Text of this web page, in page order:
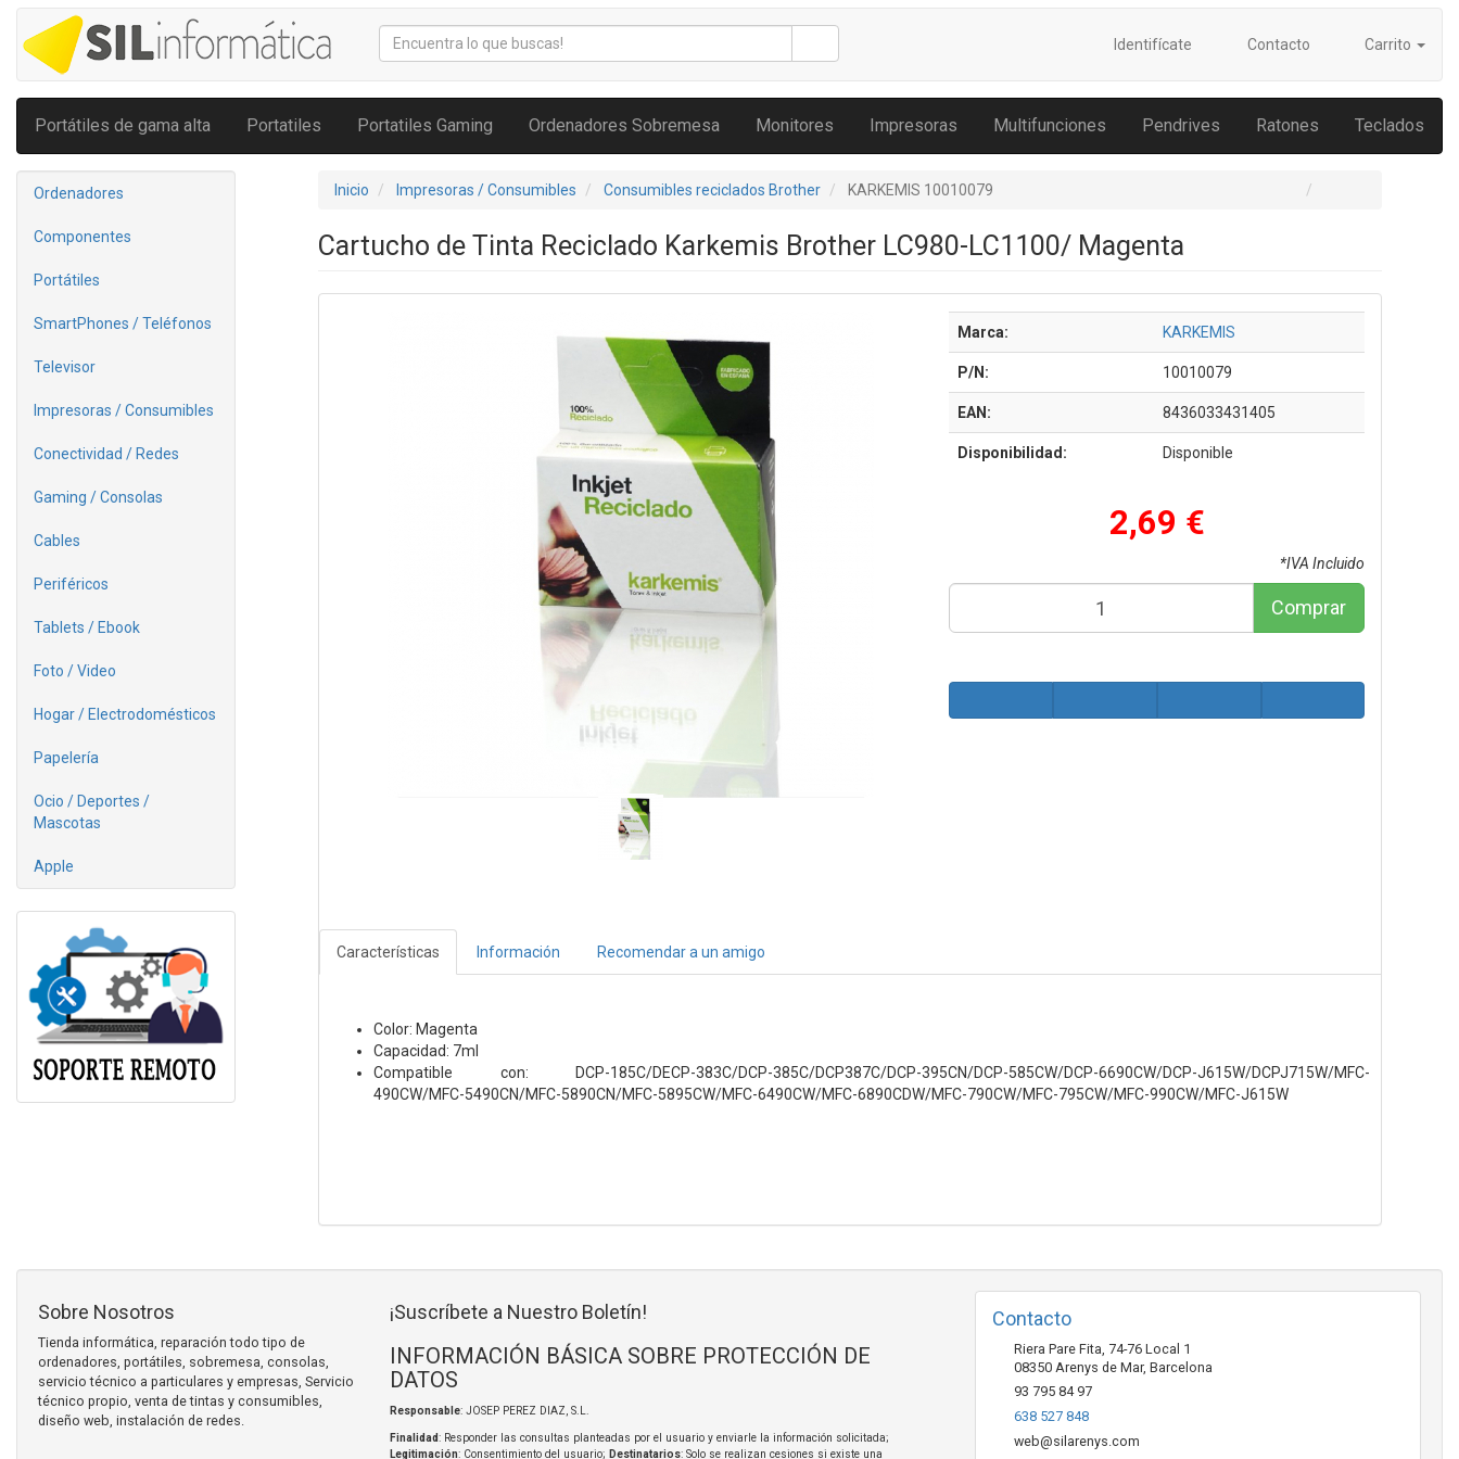
Identifícate Contacto Carrito
Portátiles de gama alta Portatiles Portatiles Gaming Ordenadores Sobremesa Monitores Impresoras Multifunciones Pendrives Ratones Teclados
Ordenadores
Componentes
Portátiles
SmartPhones / Teléfonos
Televisor
Impresoras / Consumibles
Conectividad / Redes
Gaming / Consolas
Cables
Periféricos
Tablets / Ebook
Foto / Video
Hogar / Electrodomésticos
Papelería
Ocio / Deportes /
Mascotas
Apple
Inicio Impresoras / Consumibles Consumibles reciclados Brother KARKEMIS 10010079
Cartucho de Tinta Reciclado Karkemis Brother LC980-LC1100/ Magenta
Marca: KARKEMIS
P/N: 10010079
EAN: 8436033431405
Disponibilidad: Disponible
2,69 €
*IVA Incluido
Comprar
Características Información Recomendar a un amigo
Color: Magenta
Capacidad: 7ml
Compatible con: DCP-185C/DECP-383C/DCP-385C/DCP387C/DCP-395CN/DCP-585CW/DCP-6690CW/DCP-J615W/DCPJ715W/MFC-
490CW/MFC-5490CN/MFC-5890CN/MFC-5895CW/MFC-6490CW/MFC-6890CDW/MFC-790CW/MFC-795CW/MFC-990CW/MFC-J615W
Sobre Nosotros
Tienda informática, reparación todo tipo de
ordenadores, portátiles, sobremesa, consolas,
servicio técnico a particulares y empresas, Servicio
técnico propio, venta de tintas y consumibles,
diseño web, instalación de redes.
¡Suscríbete a Nuestro Boletín!
INFORMACIÓN BÁSICA SOBRE PROTECCIÓN DE
DATOS
Responsable: JOSEP PEREZ DIAZ, S.L.
Finalidad: Responder las consultas planteadas por el usuario y enviarle la información solicitada;
Legitimación: Consentimiento del usuario; Destinatarios: Solo se realizan cesiones si existe una
Contacto
Riera Pare Fita, 74-76 Local 1
08350 Arenys de Mar, Barcelona
93 795 84 97
638 527 848
web@silarenys.com